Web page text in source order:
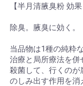
【半月清腋臭粉 効果
除臭。腋臭に効く。
当品物は1種の純粋
治療と局所療法を併
殺菌して、行くの
のしみ出す作用を